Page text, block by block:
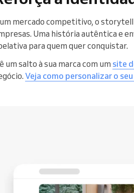
mercado competitivo, o
Uma história autêntica e
para quem quer conquistar.
um salto à sua marca com um site
Veja como personalizar o